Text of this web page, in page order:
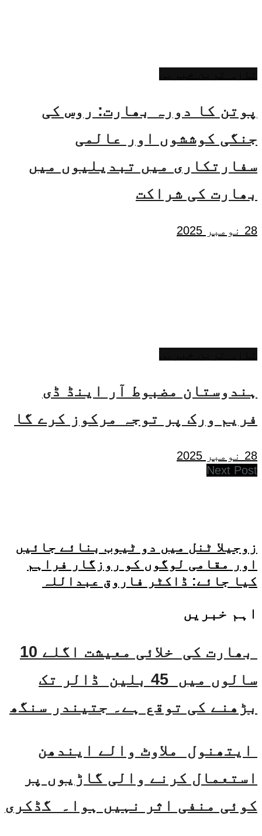
پوتن کا دورہ بھارت: روس کی
جنگی کوششوں اور عالمی
سفارتکاری میں تبدیلیوں میں
بھارت کی شراکت
28 نومبر 2025
ہندوستان مضبوط آر اینڈ ڈی
فریم ورک پر توجہ مرکوز کرے گا
28 نومبر 2025
Next Post
زوجیلا ٹنل میں دو ٹیوب بنائے جائیں
اور مقامی لوگوں کو روزگار فراہم
کیا جائے: ڈاکٹر فاروق عبداللہ
اہم خبریں
بھارت کی خلائی معیشت اگلے 10
سالوں میں 45 بلین ڈالر تک
بڑھنے کی توقع ہے۔ جتیندر سنگھ
ایتھنول ملاوٹ والے ایندھن
استعمال کرنے والی گاڑیوں پر
کوئی منفی اثر نہیں ہوا۔ گڈکری